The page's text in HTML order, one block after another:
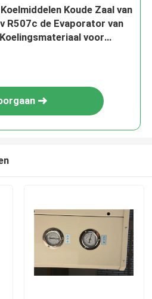
Koude Zaal van
R507c de Evaporator van
voor